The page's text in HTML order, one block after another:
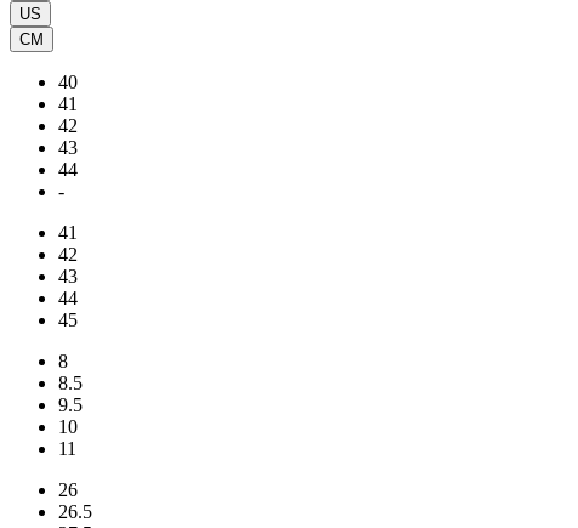
US
CM
40
41
42
43
44
-
41
42
43
44
45
8
8.5
9.5
10
11
26
26.5